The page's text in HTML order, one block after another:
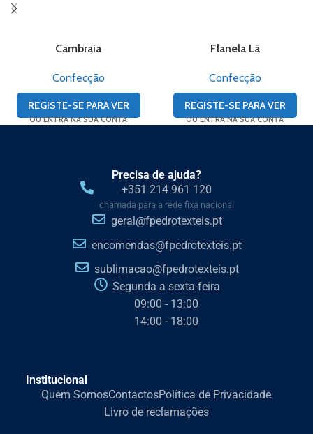
Cambraia
Confecção
REGISTE-SE PARA VER
OU ENTRA NA SUA CONTA
Flanela Lã
Confecção
REGISTE-SE PARA VER
OU ENTRA NA SUA CONTA
Institucional
Quem SomosContactosPolítica de Privacidade
Livro de reclamações
Precisa de ajuda?
+351 214 961 120
chamada para a rede fixa nacional
geral@fpedrotexteis.pt
encomendas@fpedrotexteis.pt
sublimacao@fpedrotexteis.pt
Segunda a sexta-feira
09:00 - 13:00
14:00 - 18:00